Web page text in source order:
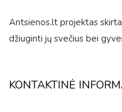
Antsienos.lt projektas
džiuginti jų svečius bei
KONTAKTINĖ